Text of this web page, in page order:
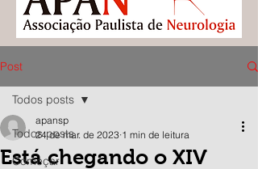
Post
Todos posts
Começar
Todos posts
Está chegando o XIV
apansp
24 de mar. de 2023 1 min de leitura